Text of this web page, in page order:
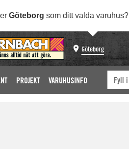
Göteborg som ditt valda varuhus?
Göteborg
PROJEKT VARUHUSINFO